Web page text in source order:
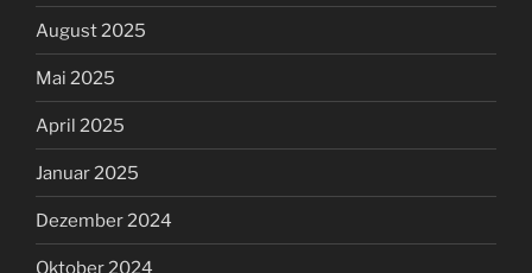
August 2025
Mai 2025
April 2025
Januar 2025
Dezember 2024
Oktober 2024